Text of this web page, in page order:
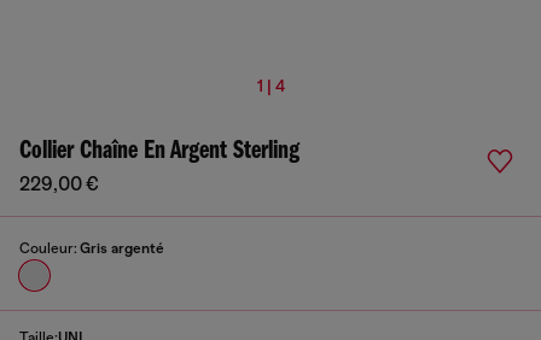
1 | 4
Collier Chaîne En Argent Sterling
229,00 €
Couleur: Gris argenté